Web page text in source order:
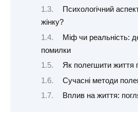
Психологічний
жінку?
Міф чи реальність:
помилки
Як полегшити життя
Сучасні методи
Вплив на життя: